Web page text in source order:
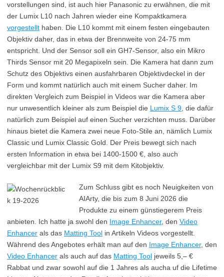
vorstellungen sind, ist auch hier Panasonic zu erwähnen, die mit
der Lumix L10 nach Jahren wieder eine Kompaktkamera
vorgestellt haben. Die L10 kommt mit einem festen eingebauten
Objektiv daher, das in etwa der Brennweite von 24-75 mm
entspricht. Und der Sensor soll ein GH7-Sensor, also ein Mikro
Thirds Sensor mit 20 Megapixeln sein. Die Kamera hat dann zum
Schutz des Objektivs einen ausfahrbaren Objektivdeckel in der
Form und kommt natürlich auch mit einem Sucher daher. Im
direkten Vergleich zum Beispiel in Videos war die Kamera aber
nur unwesentlich kleiner als zum Beispiel die Lumix S 9 , die dafür
natürlich zum Beispiel auf einen Sucher verzichten muss. Darüber
hinaus bietet die Kamera zwei neue Foto-Stile an, nämlich Lumix
Classic und Lumix Classic Gold. Der Preis bewegt sich nach
ersten Information in etwa bei 1400-1500 €, also auch
vergleichbar mit der Lumix S9 mit dem Kitobjektiv.
Zum Schluss gibt es noch Neuigkeiten von
AIArty, die bis zum 8 Juni 2026 die
Produkte zu einem günstiegerem Preis
anbieten. Ich hatte ja swohl den Image Enhancer, den Video
Enhancer als das Matting Tool in Artikeln Videos vorgestellt.
Während des Angebotes erhält man auf den Image Enhancer, den
Video Enhancer als auch auf das Matting Tool jeweils 5,– €
Rabbat und zwar sowohl auf die 1 Jahres als aucha uf die Lifetime